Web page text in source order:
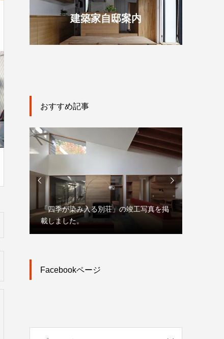
建築家自邸案内
おすすめ記事

「四季が染み入る別荘」の竣工写真を掲
載しました。

Facebookページ